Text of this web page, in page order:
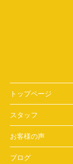
トップページ
スタッフ
お客様の声
ブログ